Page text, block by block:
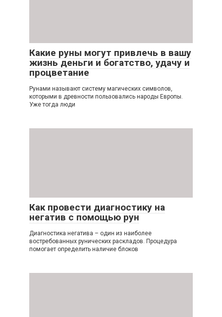
Какие руны могут привлечь в вашу
жизнь деньги и богатство, удачу и
процветание
Рунами называют систему магических символов,
которыми в древности пользовались народы Европы.
Уже тогда люди
Как провести диагностику на
негатив с помощью рун
Диагностика негатива – один из наиболее
востребованных рунических раскладов. Процедура
помогает определить наличие блоков